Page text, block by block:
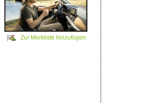
Zur Merkliste hinzufügen